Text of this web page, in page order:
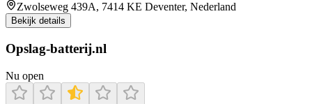
Zwolseweg 439A, 7414 KE Deventer, Nederland
Bekijk details
Opslag-batterij.nl
Nu open